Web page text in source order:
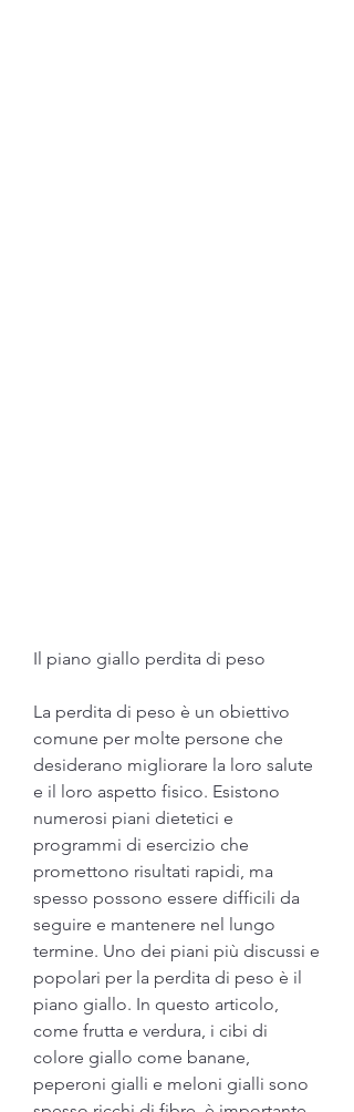
Il piano giallo perdita di peso
La perdita di peso è un obiettivo
comune per molte persone che
desiderano migliorare la loro salute
e il loro aspetto fisico. Esistono
numerosi piani dietetici e
programmi di esercizio che
promettono risultati rapidi, ma
spesso possono essere difficili da
seguire e mantenere nel lungo
termine. Uno dei piani più discussi e
popolari per la perdita di peso è il
piano giallo. In questo articolo,
come frutta e verdura, i cibi di
colore giallo come banane,
peperoni gialli e meloni gialli sono